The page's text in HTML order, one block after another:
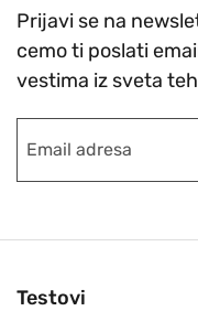
Prijavi se na
cemo ti poslati
vestima iz sveta
Testovi